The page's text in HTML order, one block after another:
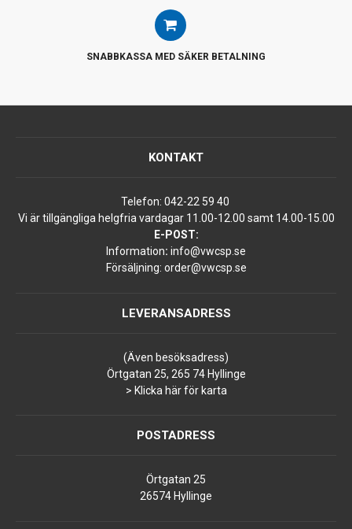
SNABBKASSA MED SÄKER BETALNING
KONTAKT
Telefon: 042-22 59 40
Vi är tillgängliga helgfria vardagar 11.00-12.00 samt 14.00-15.00
E-POST:
Information: info@vwcsp.se
Försäljning: order@vwcsp.se
LEVERANSADRESS
(Även besöksadress)
Örtgatan 25, 265 74 Hyllinge
> Klicka här för karta
POSTADRESS
Örtgatan 25
26574 Hyllinge